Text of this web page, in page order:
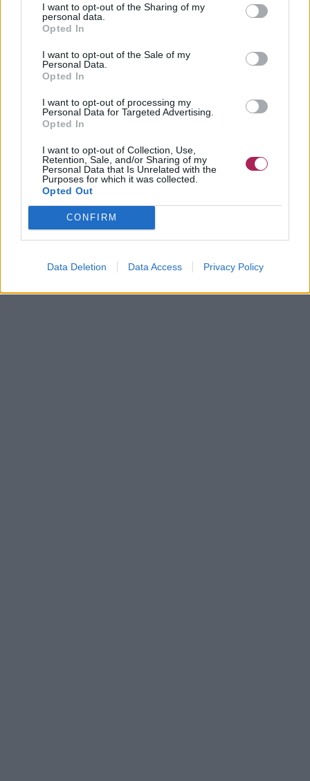
I want to opt-out of the Sharing of my
personal data.
Opted In
I want to opt-out of the Sale of my
Personal Data.
Opted In
I want to opt-out of processing my
Personal Data for Targeted Advertising.
Opted In
I want to opt-out of Collection, Use,
Retention, Sale, and/or Sharing of my
Personal Data that Is Unrelated with the
Purposes for which it was collected.
Opted Out
CONFIRM
Data Deletion Data Access Privacy Policy